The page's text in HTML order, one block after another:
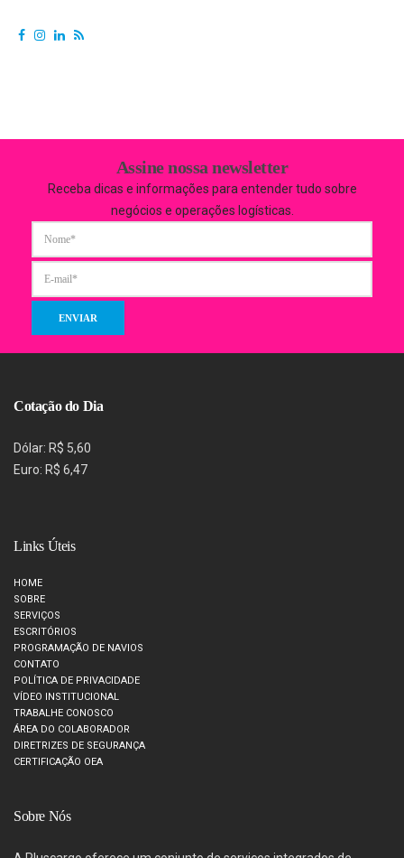
Assine nossa newsletter
Receba dicas e informações para entender tudo sobre
negócios e operações logísticas.
Cotação do Dia
Dólar: R$ 5,60
Euro: R$ 6,47
Links Úteis
HOME
SOBRE
SERVIÇOS
ESCRITÓRIOS
PROGRAMAÇÃO DE NAVIOS
CONTATO
POLÍTICA DE PRIVACIDADE
VÍDEO INSTITUCIONAL
TRABALHE CONOSCO
ÁREA DO COLABORADOR
DIRETRIZES DE SEGURANÇA
CERTIFICAÇÃO OEA
Sobre Nós